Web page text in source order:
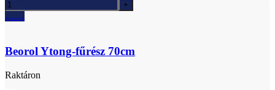
Ajánlatkérés
Beorol Ytong-fűrész 70cm
Raktáron